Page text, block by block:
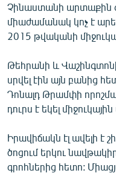
English
Русский
ՀԵՏԵՎԵՔ ՄԵԶ
«Ազատության»
Չինաստանի արտաքին
միաժամանակ կոչ է
2015 թվականի
Թեհրանի և
սրվել էին այն բանից
Դոնալդ Թրամփի
դուրս է եկել
Իրավիճակն էլ ավելի է
ծոցում երկու
գրոհներից հետո: